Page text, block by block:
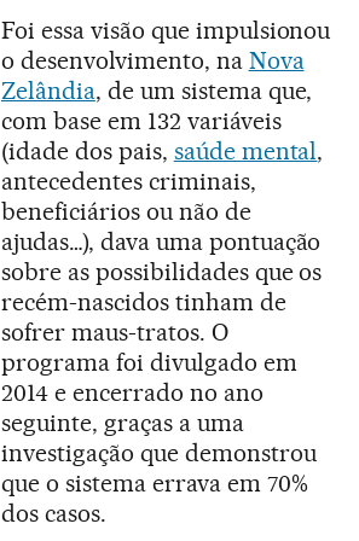
Foi essa visão que impulsionou
o desenvolvimento, na Nova
Zelândia, de um sistema que,
com base em 132 variáveis
(idade dos pais, saúde mental,
antecedentes criminais,
beneficiários ou não de
ajudas…), dava uma pontuação
sobre as possibilidades que os
recém-nascidos tinham de
sofrer maus-tratos. O
programa foi divulgado em
2014 e encerrado no ano
seguinte, graças a uma
investigação que demonstrou
que o sistema errava em 70%
dos casos.